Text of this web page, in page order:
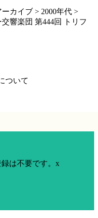
ーカイブ > 2000年代 >
響楽団 第444回 トリフ
ついて
は不要です。 x